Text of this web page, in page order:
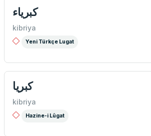
كبریاء
kibriya
Yeni Türkçe Lugat
كبريا
kibriya
Hazine-i Lûgat